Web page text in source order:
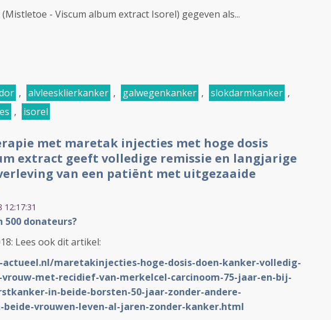
- Viscum album extract Isorel) gegeven als...
, alvleesklierkanker , galwegenkanker , slokdarmkanker ,
, isorel
met maretak injecties met hoge dosis
extract geeft volledige remissie en langjarige
van een patiënt met uitgezaaide
500 donateurs?
Lees ook dit artikel:
maretakinjecties-hoge-dosis-doen-kanker-volledig-
met-recidief-van-merkelcel-carcinoom-75-jaar-en-bij-
in-beide-borsten-50-jaar-zonder-andere-
beide-vrouwen-leven-al-jaren-zonder-kanker.html